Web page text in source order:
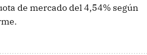
de mercado del 4,54% según